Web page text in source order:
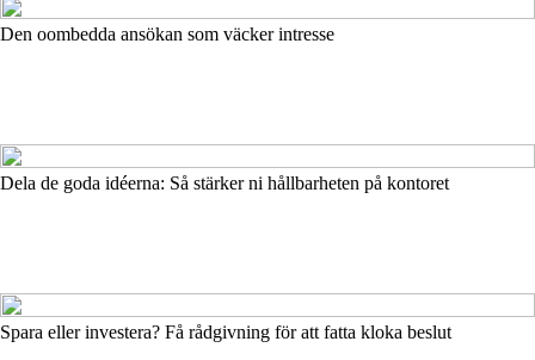
Den oombedda ansökan som väcker intresse
Dela de goda idéerna: Så stärker ni hållbarheten på kontoret
Spara eller investera? Få rådgivning för att fatta kloka beslut